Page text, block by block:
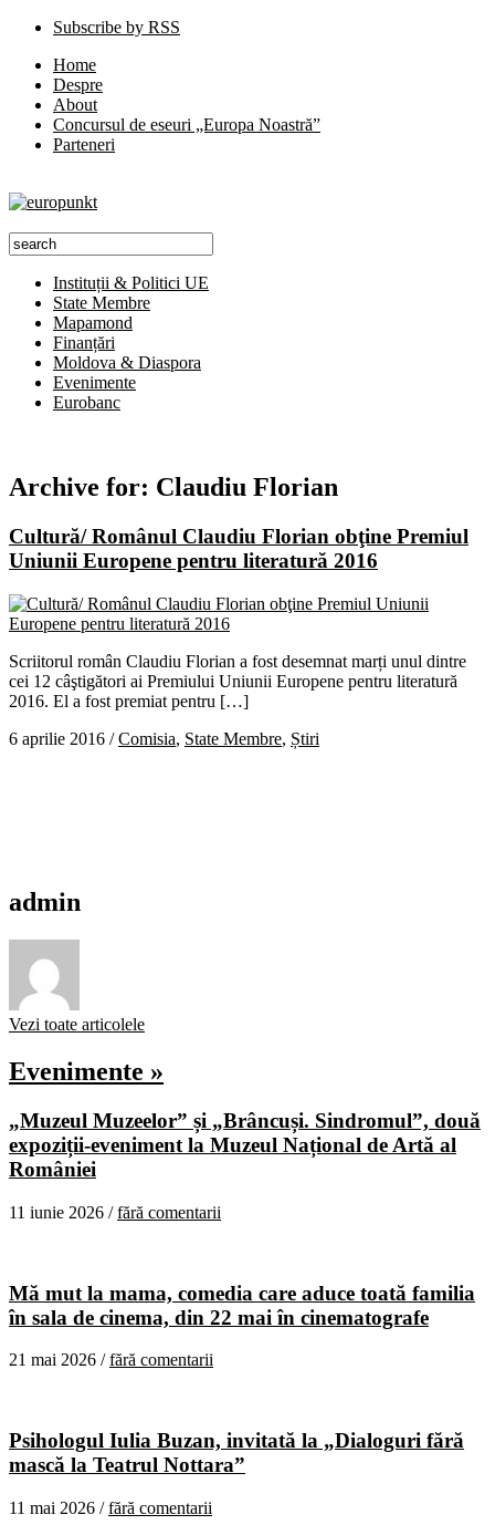
Subscribe by RSS
Home
Despre
About
Concursul de eseuri „Europa Noastră”
Parteneri
Instituții & Politici UE
State Membre
Mapamond
Finanțări
Moldova & Diaspora
Evenimente
Eurobanc
Archive for: Claudiu Florian
Cultură/ Românul Claudiu Florian obţine Premiul
Uniunii Europene pentru literatură 2016
Scriitorul român Claudiu Florian a fost desemnat marți unul dintre
cei 12 câştigători ai Premiului Uniunii Europene pentru literatură
2016. El a fost premiat pentru […]
6 aprilie 2016 /Comisia, State Membre, Știri
admin
Vezi toate articolele
Evenimente »
„Muzeul Muzeelor” și „Brâncuși. Sindromul”, două
expoziții-eveniment la Muzeul Național de Artă al
României
11 iunie 2026 /fără comentarii
Mă mut la mama, comedia care aduce toată familia
în sala de cinema, din 22 mai în cinematografe
21 mai 2026 /fără comentarii
Psihologul Iulia Buzan, invitată la „Dialoguri fără
mască la Teatrul Nottara”
11 mai 2026 /fără comentarii